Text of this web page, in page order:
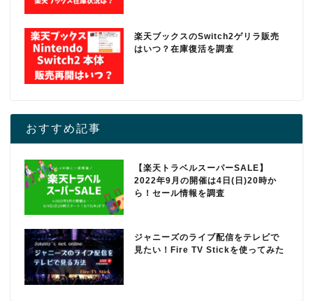
楽天ブックスのSwitch2ゲリラ販売
はいつ？在庫復活を調査
おすすめ記事
【楽天トラベルスーパーSALE】
2022年9月の開催は4日(日)20時か
ら！セール情報を調査
ジャニーズのライブ配信をテレビで
見たい！Fire TV Stickを使ってみた